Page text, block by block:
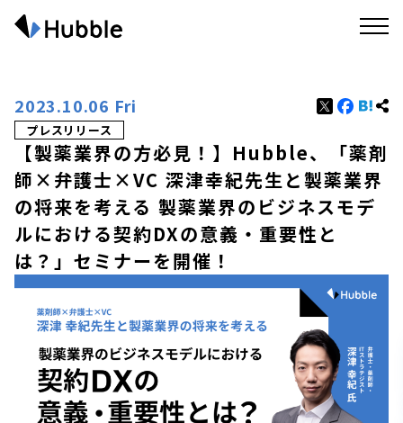
2023.10.06 Fri
プレスリリース
【製薬業界の方必見！】Hubble、「薬剤
師×弁護士×VC 深津幸紀先生と製薬業界
の将来を考える 製薬業界のビジネスモデ
ルにおける契約DXの意義・重要性と
は？」セミナーを開催！